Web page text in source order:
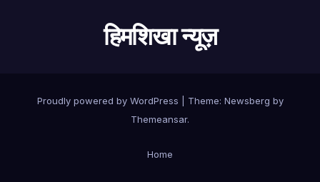
हिमशिखा न्यूज़
Proudly powered by WordPress Theme: Newsberg by
Themeansar.
Home